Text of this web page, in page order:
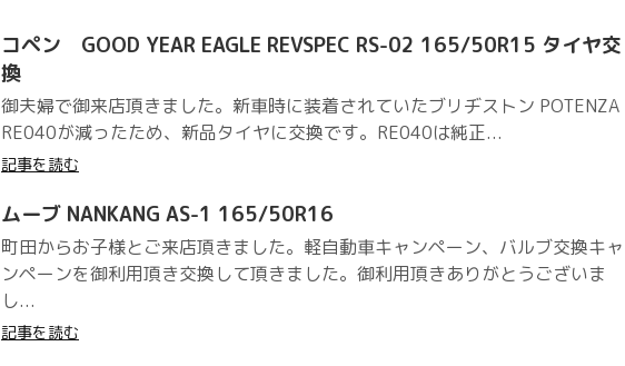
コペン GOOD YEAR EAGLE REVSPEC RS-02 165/50R15 タイヤ交
換
御夫婦で御来店頂きました。新車時に装着されていたブリヂストン POTENZA
RE040が減ったため、新品タイヤに交換です。RE040は純正...
記事を読む
ムーブ NANKANG AS-1 165/50R16
町田からお子様とご来店頂きました。軽自動車キャンペーン、バルブ交換キャ
ンペーンを御利用頂き交換して頂きました。御利用頂きありがとうございま
し...
記事を読む